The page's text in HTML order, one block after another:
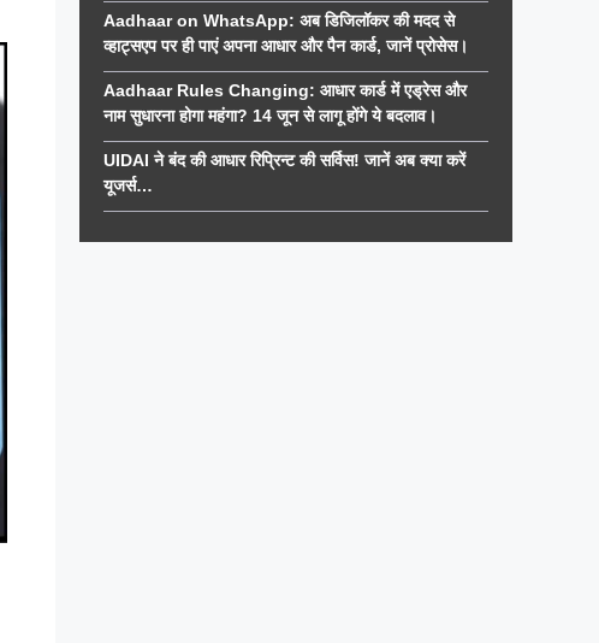
Aadhaar on WhatsApp: अब डिजिलॉकर की मदद से
व्हाट्सएप पर ही पाएं अपना आधार और पैन कार्ड, जानें प्रोसेस।
Aadhaar Rules Changing: आधार कार्ड में एड्रेस और
नाम सुधारना होगा महंगा? 14 जून से लागू होंगे ये बदलाव।
UIDAI ने बंद की आधार रिप्रिन्ट की सर्विस! जानें अब क्या करें
यूजर्स…